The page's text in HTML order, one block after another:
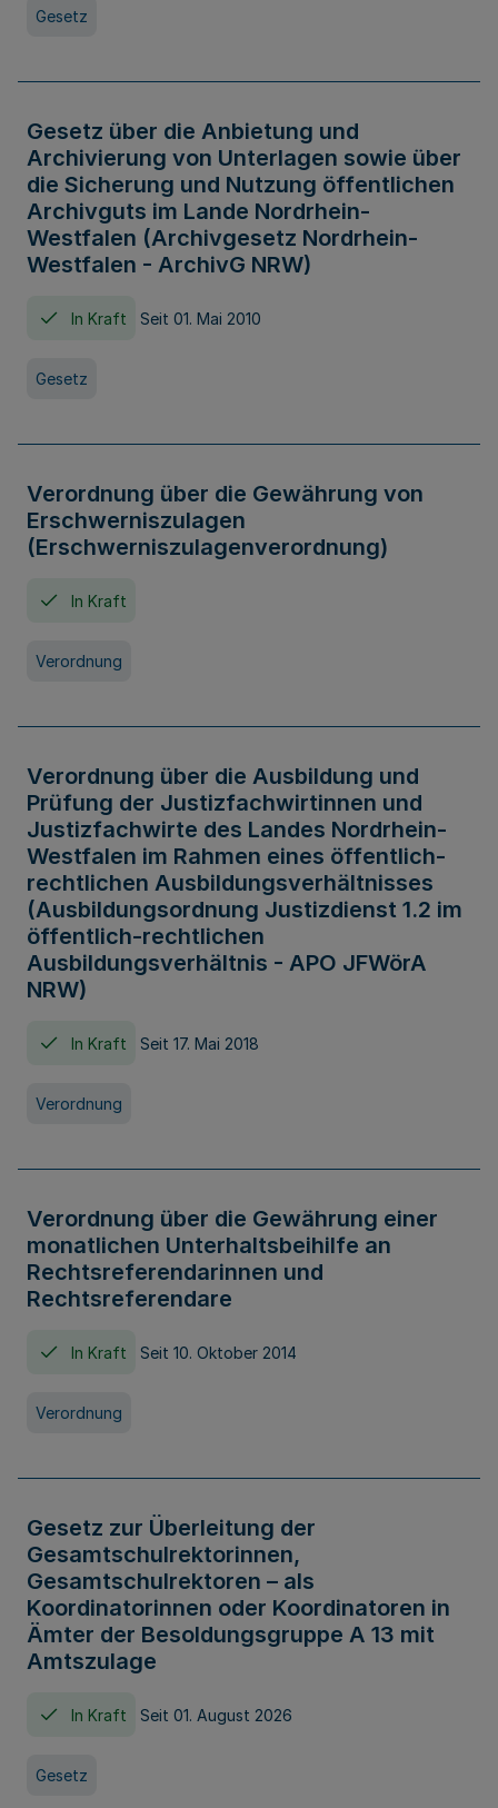
Gesetz
Gesetz über die Anbietung und
Archivierung von Unterlagen sowie über
die Sicherung und Nutzung öffentlichen
Archivguts im Lande Nordrhein-
Westfalen (Archivgesetz Nordrhein-
Westfalen - ArchivG NRW)
In Kraft Seit 01. Mai 2010
Gesetz
Verordnung über die Gewährung von
Erschwerniszulagen
(Erschwerniszulagenverordnung)
In Kraft
Verordnung
Verordnung über die Ausbildung und
Prüfung der Justizfachwirtinnen und
Justizfachwirte des Landes Nordrhein-
Westfalen im Rahmen eines öffentlich-
rechtlichen Ausbildungsverhältnisses
(Ausbildungsordnung Justizdienst 1.2 im
öffentlich-rechtlichen
Ausbildungsverhältnis - APO JFWörA
NRW)
In Kraft Seit 17. Mai 2018
Verordnung
Verordnung über die Gewährung einer
monatlichen Unterhaltsbeihilfe an
Rechtsreferendarinnen und
Rechtsreferendare
In Kraft Seit 10. Oktober 2014
Verordnung
Gesetz zur Überleitung der
Gesamtschulrektorinnen,
Gesamtschulrektoren – als
Koordinatorinnen oder Koordinatoren in
Ämter der Besoldungsgruppe A 13 mit
Amtszulage
In Kraft Seit 01. August 2026
Gesetz